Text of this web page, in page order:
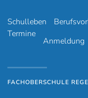
Schulleben
Termine
Anmeldung
FACHOBERSCHULE